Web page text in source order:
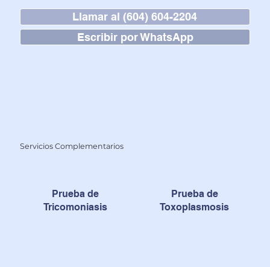
Llamar al (604) 604-2204
Escribir por WhatsApp
Servicios Complementarios
Prueba de
Tricomoniasis
Prueba de
Toxoplasmosis